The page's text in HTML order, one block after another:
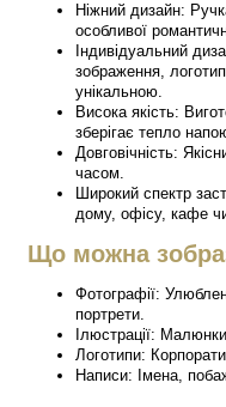
Ніжний дизайн:
особливої
Індивідуальний
зображення,
унікальною.
Висока якість:
зберігає тепло
Довговічність:
часом.
Широкий спектр
дому, офісу, кафе
Що можна
Фотографії:
портрети.
Ілюстрації:
Логотипи:
Написи: Імена,